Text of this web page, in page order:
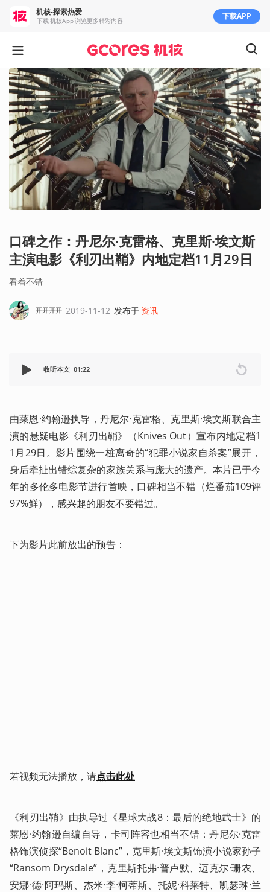
口碑之作：丹尼尔·克雷格、克里斯·埃文斯
主演电影《利刃出鞘》内地定档11月29日
看着不错
开开开开 2019-11-12 发布于 资讯
收听本文 01:22
由莱恩·约翰逊执导，丹尼尔·克雷格、克里斯·埃文斯联合主
演的悬疑电影《利刃出鞘》（Knives Out）宣布内地定档1
1月29日。影片围绕一桩离奇的“犯罪小说家自杀案”展开，
身后牵扯出错综复杂的家族关系与庞大的遗产。本片已于今
年的多伦多电影节进行首映，口碑相当不错（烂番茄109评
97%鲜），感兴趣的朋友不要错过。
下为影片此前放出的预告：
若视频无法播放，请点击此处
《利刃出鞘》由执导过《星球大战8：最后的绝地武士》的
莱恩·约翰逊自编自导，卡司阵容也相当不错：丹尼尔·克雷
格饰演侦探“Benoit Blanc”，克里斯·埃文斯饰演小说家孙子
“Ransom Drysdale”，克里斯托弗·普卢默、迈克尔·珊农、
安娜·德·阿玛斯、杰米·李·柯蒂斯、托妮·科莱特、凯瑟琳·兰
机核-探索热爱
下载 机核App 浏览更多精彩内容 下载APP